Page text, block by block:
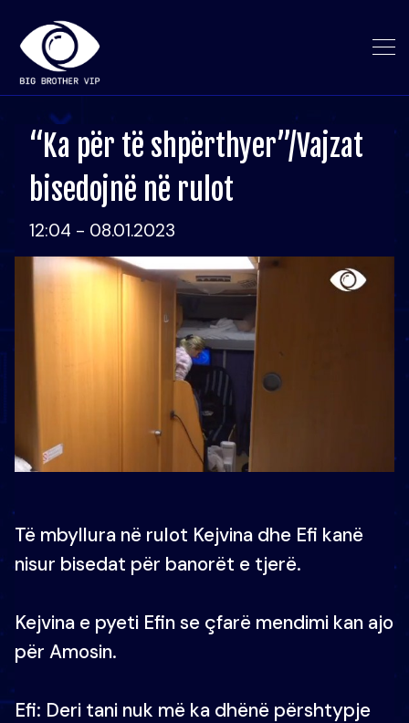
“Ka për të shpërthyer”/Vajzat
bisedojnë në rulot
12:04 - 08.01.2023
Të mbyllura në rulot Kejvina dhe Efi kanë
nisur bisedat për banorët e tjerë.
Kejvina e pyeti Efin se çfarë mendimi kan ajo
për Amosin.
Efi: Deri tani nuk më ka dhënë përshtypje